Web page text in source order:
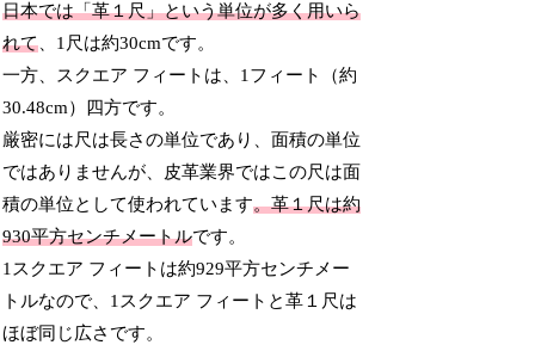
日本では「革１尺」という単位が多く用いら
れて、1尺は約30cmです。
一方、スクエア フィートは、1フィート（約
30.48cm）四方です。
厳密には尺は長さの単位であり、面積の単位
ではありませんが、皮革業界ではこの尺は面
積の単位として使われています。革１尺は約
930平方センチメートルです。
1スクエア フィートは約929平方センチメー
トルなので、1スクエア フィートと革１尺は
ほぼ同じ広さです。